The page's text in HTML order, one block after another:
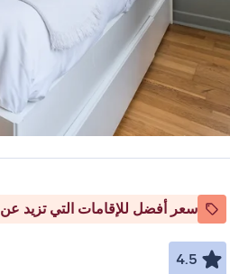
سعر أفضل للإقامات التي تزيد عن 28 ليلة
4.5